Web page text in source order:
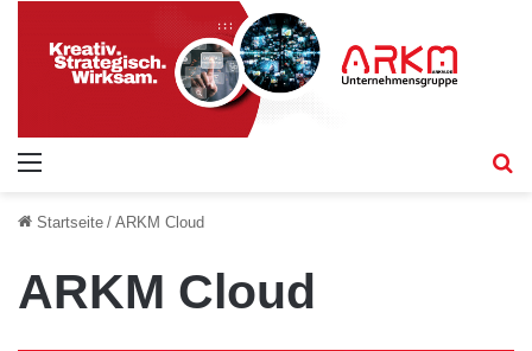
Startseite / ARKM Cloud
ARKM Cloud